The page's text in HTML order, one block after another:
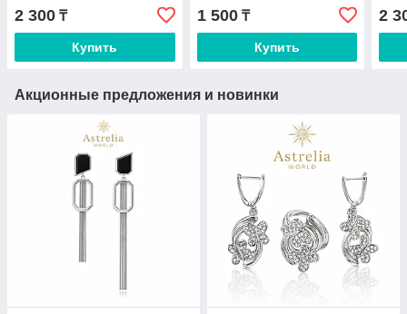
2 300 ₸
Купить
1 500₸
Купить
2
Акционные предложения и новинки